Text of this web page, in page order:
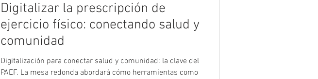
Digitalizar la prescripción de
ejercicio físico: conectando salud y
comunidad
Digitalización para conectar salud y comunidad: la clave del
PAEF. La mesa redonda abordará cómo herramientas como